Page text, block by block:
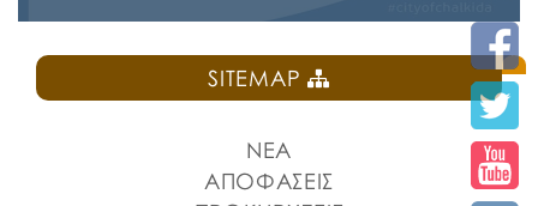
χώρου στην Πλατεία Ελευθερίας
ΠΡΟΚΗΡΥΞΗ ΚΑΝΤΙΝΑ ΠΛΑΤΕΙΑΣ ΕΛΕΥΘΕΡΙΑΣ
SITEMAP
ΝΕΑ
ΑΠΟΦΑΣΕΙΣ